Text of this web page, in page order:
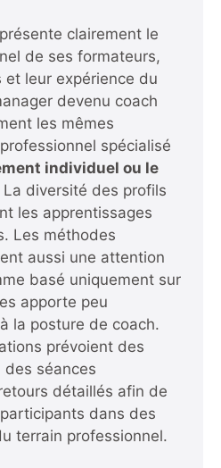
clairement le
de ses formateurs,
et leur expérience du
devenu coach
les mêmes
spécialisé
individuel ou le
La diversité des profils
les apprentissages
Les méthodes
aussi une attention
basé uniquement sur
apporte peu
la posture de coach.
prévoient des
des séances
détaillés afin de
dans des
terrain professionnel.